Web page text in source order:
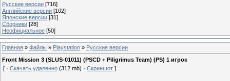
Русские версии [716]
Английские версии [102]
Японские версии [31]
Сборники [28]
Неофициальное [50]
Главная » Файлы » Playstation » Русские версии
Front Mission 3 (SLUS-01011) (PSCD + Piligrimus Team) (PS) 1 игрок
[ · Скачать удаленно (312 mb) · Скриншот ]